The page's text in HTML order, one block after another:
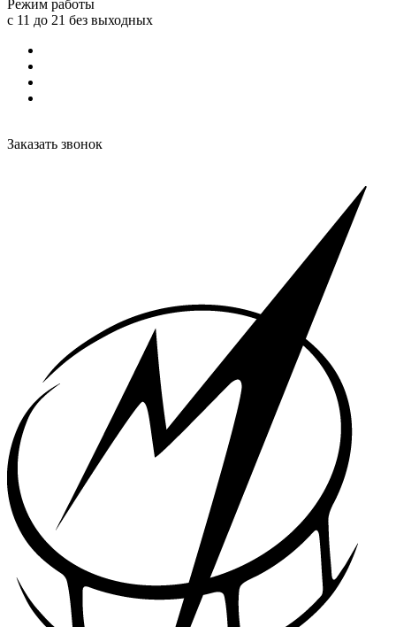
Режим работы
с 11 до 21 без выходных
Заказать звонок